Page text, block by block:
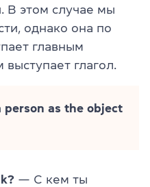
В этом случае мы
однако она по
главным
глагол.
as the object
— С кем ты